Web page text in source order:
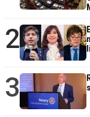
2
3